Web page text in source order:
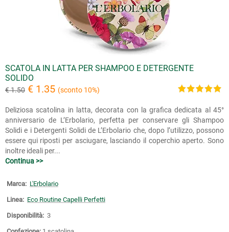
SCATOLA IN LATTA PER SHAMPOO E DETERGENTE
SOLIDO
€ 1.50 € 1.35 (sconto 10%)
Deliziosa scatolina in latta, decorata con la grafica dedicata al 45°
anniversario de L’Erbolario, perfetta per conservare gli Shampoo
Solidi e i Detergenti Solidi de L’Erbolario che, dopo l’utilizzo, possono
essere qui riposti per asciugare, lasciando il coperchio aperto. Sono
inoltre ideali per...
Continua >>
Marca: L'Erbolario
Linea: Eco Routine Capelli Perfetti
Disponibilità: 3